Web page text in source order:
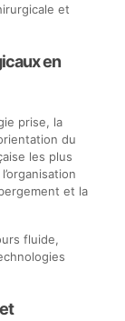
et
en
prise, la
du
les plus
et la
fluide,